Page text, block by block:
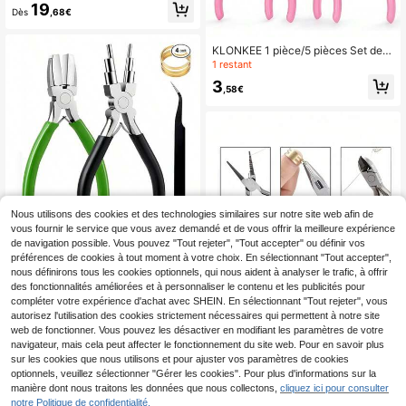
nces à 9 dents, pinces à 9 dents, pi
fente et fonction de coupe, convien
t pour la fabrication et la réparation
de bijoux (amateurs et débutants)
Dès 19 ,68€
KLONKEE 1 pièce/4 pièces Set d'ou
tils de fabrication de bijoux - Pinces
6-en-1, Pinces en nylon, Pinces à bi
joux, Anneaux d'ouverture de bijou
x, Pinces à épiler, pour le perçage, l
e façonnage du fil, les artisanats DI
Y
Dès7,08€
KLONKEE 1 pièce/5 pièces Set de
mini pinces, kit de pinces à bijoux ro
coudé et à long bec, set d'outils ros
1 restant
3 ,58€
Kit de pinces multifonctions pour la
fabrication de bijoux avec poignées
Nous utilisons des cookies et des technologies similaires sur notre site web afin de
vous fournir le service que vous avez demandé et de vous offrir la meilleure expérience
de navigation possible. Vous pouvez "Tout rejeter", "Tout accepter" ou définir vos
préférences de cookies à tout moment à votre choix. En sélectionnant "Tout accepter",
nous définirons tous les cookies optionnels, qui nous aident à analyser le trafic, à offrir
des fonctionnalités améliorées et à personnaliser le contenu et les publicités pour
compléter votre expérience d'achat avec SHEIN. En sélectionnant "Tout rejeter", vous
autorisez l'utilisation des cookies strictement nécessaires qui permettent à notre site
web de fonctionner. Vous pouvez les désactiver en modifiant les paramètres de votre
navigateur, mais cela peut affecter le fonctionnement du site web. Pour en savoir plus
sur les cookies que nous utilisons et pour ajuster vos paramètres de cookies
optionnels, veuillez sélectionner "Gérer les cookies". Pour plus d'informations sur la
manière dont nous traitons les données que nous collectons, cliquez ici pour consulter
notre Politique de confidentialité.